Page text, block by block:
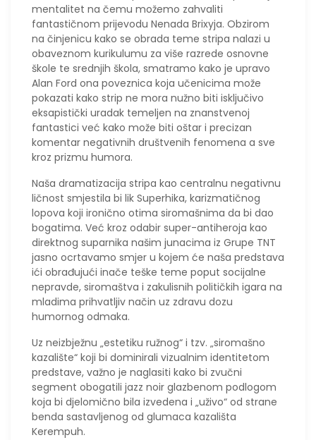
mentalitet na čemu možemo zahvaliti
fantastičnom prijevodu Nenada Brixyja. Obzirom
na činjenicu kako se obrada teme stripa nalazi u
obaveznom kurikulumu za više razrede osnovne
škole te srednjih škola, smatramo kako je upravo
Alan Ford ona poveznica koja učenicima može
pokazati kako strip ne mora nužno biti isključivo
eksapistički uradak temeljen na znanstvenoj
fantastici već kako može biti oštar i precizan
komentar negativnih društvenih fenomena a sve
kroz prizmu humora.
Naša dramatizacija stripa kao centralnu negativnu
ličnost smjestila bi lik Superhika, karizmatičnog
lopova koji ironično otima siromašnima da bi dao
bogatima. Već kroz odabir super-antiheroja kao
direktnog suparnika našim junacima iz Grupe TNT
jasno ocrtavamo smjer u kojem će naša predstava
ići obrađujući inače teške teme poput socijalne
nepravde, siromaštva i zakulisnih političkih igara na
mladima prihvatljiv način uz zdravu dozu
humornog odmaka.
Uz neizbježnu „estetiku ružnog“ i tzv. „siromašno
kazalište“ koji bi dominirali vizualnim identitetom
predstave, važno je naglasiti kako bi zvučni
segment obogatili jazz noir glazbenom podlogom
koja bi djelomično bila izvedena i „uživo“ od strane
benda sastavljenog od glumaca kazališta
Kerempuh.